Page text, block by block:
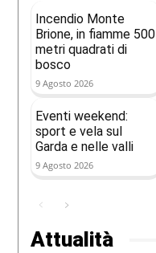
Incendio Monte
Brione, in fiamme 500
metri quadrati di
bosco
9 Agosto 2026
Eventi weekend:
sport e vela sul
Garda e nelle valli
9 Agosto 2026
Attualità